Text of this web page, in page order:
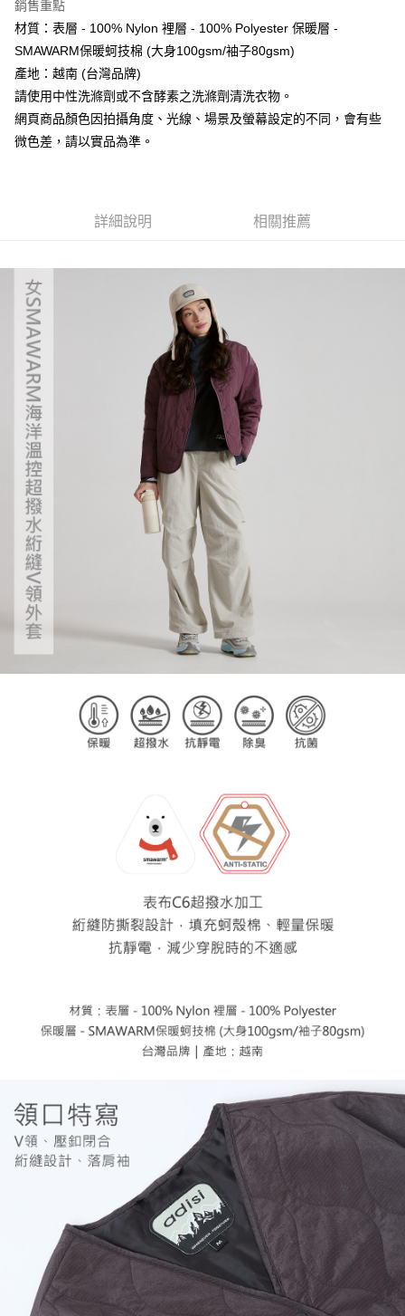
便利好安心！
１．簡單：不需註冊會員、不需綁卡、不需儲值。
２．便利：只要手機號碼，簡訊認證，即可結帳。
３．安心：先確認商品／服務後，再付款。
【「AFTEE先享後付」結帳流程】
１．於結帳方式選擇「AFTEE先享後付」後，將跳轉至「AFTEE先享後付」
結帳頁面，進行簡訊認證並確認金額後，即可完成結帳。
２．訂單成立數日內，您將收到繳費通知簡訊。
後付繳納相關費用。
客戶支援中心」https://netprotections.freshdesk.com/support/home
【注意事項】
１．透過由恩沛科技股份有限公司提供之「AFTEE先享後付」服務完成之交
易，需依本服務之必要範圍內提供個人資料，並將交易相關給付款項請求債
權轉讓予恩沛科技股份有限公司。
２．關於個人資料處理事宜，請瀏覽以下網址：
https://aftee.tw/terms/#terms3
３．未成年的使用者請事先徵得法定代理人或監護人之同意方可使用
「AFTEE先享後付」，若未經同意申辦者引起之損失，本公司不負相關責
任。
４．使用「AFTEE先享後付」時，將依據個別帳號之用戶狀況，依本公司即
時審查核予不同之上限額度；若仍有額度不足之情形，本公司將視審查結果
請求用戶進行身份認證。
５．嚴禁一人註冊多個帳號或使用他人資訊註冊。若發現惡意使用之情形，
恩沛科技股份有限公司將有權停止該用戶之使用額度並採取法律行動。
貨到付款
運送方式
宅配
每筆NT$100，滿NT$799(含以上)免運費
付款後門市自取
銷售重點
材質：表層 - 100% Nylon 裡層 - 100% Polyester 保暖層 -
SMAWARM保暖蚵技棉 (大身100gsm/袖子80gsm)
產地：越南 (台灣品牌)
請使用中性洗滌劑或不含酵素之洗滌劑清洗衣物。
網頁商品顏色因拍攝角度、光線、場景及螢幕設定的不同，會有些
微色差，請以實品為準。
詳細說明 相關推薦